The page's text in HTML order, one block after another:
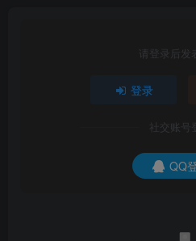
请登录后发
登录
社交账号
QQ